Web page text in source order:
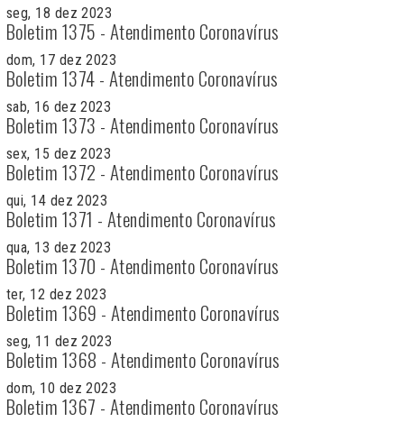
seg, 18 dez 2023
Boletim 1375 - Atendimento Coronavírus
dom, 17 dez 2023
Boletim 1374 - Atendimento Coronavírus
sab, 16 dez 2023
Boletim 1373 - Atendimento Coronavírus
sex, 15 dez 2023
Boletim 1372 - Atendimento Coronavírus
qui, 14 dez 2023
Boletim 1371 - Atendimento Coronavírus
qua, 13 dez 2023
Boletim 1370 - Atendimento Coronavírus
ter, 12 dez 2023
Boletim 1369 - Atendimento Coronavírus
seg, 11 dez 2023
Boletim 1368 - Atendimento Coronavírus
dom, 10 dez 2023
Boletim 1367 - Atendimento Coronavírus